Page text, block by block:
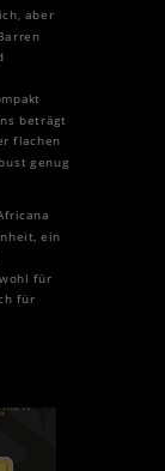
aber
beträgt
flachen
genug
ein
für
für